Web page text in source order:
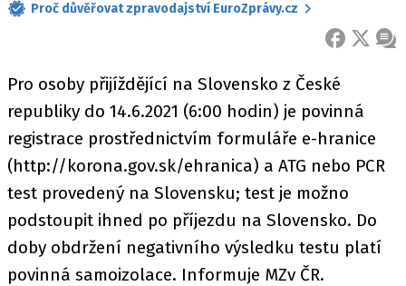
Proč důvěřovat zpravodajství EuroZprávy.cz
FACEBOOK
X
Pro osoby přijíždějící na Slovensko z České
republiky do 14.6.2021 (6:00 hodin) je povinná
registrace prostřednictvím formuláře e-hranice
(http://korona.gov.sk/ehranica) a ATG nebo PCR
test provedený na Slovensku; test je možno
podstoupit ihned po příjezdu na Slovensko. Do
doby obdržení negativního výsledku testu platí
povinná samoizolace. Informuje MZv ČR.